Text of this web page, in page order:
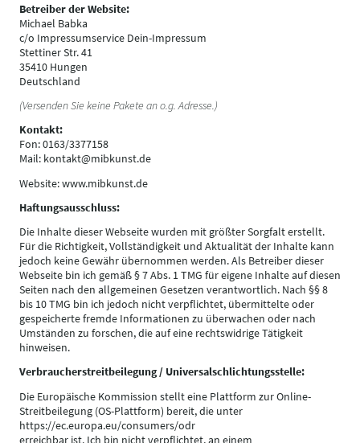
Betreiber der Website:
Michael Babka
c/o Impressumservice Dein-Impressum
Stettiner Str. 41
35410 Hungen
Deutschland
(Versenden Sie keine Pakete an o.g. Adresse.)
Kontakt:
Fon: 0163/3377158
Mail: kontakt@mibkunst.de
Website: www.mibkunst.de
Haftungsausschluss:
Die Inhalte dieser Webseite wurden mit größter Sorgfalt erstellt.
Für die Richtigkeit, Vollständigkeit und Aktualität der Inhalte kann
jedoch keine Gewähr übernommen werden. Als Betreiber dieser
Webseite bin ich gemäß § 7 Abs. 1 TMG für eigene Inhalte auf diesen
Seiten nach den allgemeinen Gesetzen verantwortlich. Nach §§ 8
bis 10 TMG bin ich jedoch nicht verpflichtet, übermittelte oder
gespeicherte fremde Informationen zu überwachen oder nach
Umständen zu forschen, die auf eine rechtswidrige Tätigkeit
hinweisen.
Verbraucherstreitbeilegung / Universalschlichtungsstelle:
Die Europäische Kommission stellt eine Plattform zur Online-
Streitbeilegung (OS-Plattform) bereit, die unter
https://ec.europa.eu/consumers/odr
erreichbar ist. Ich bin nicht verpflichtet, an einem